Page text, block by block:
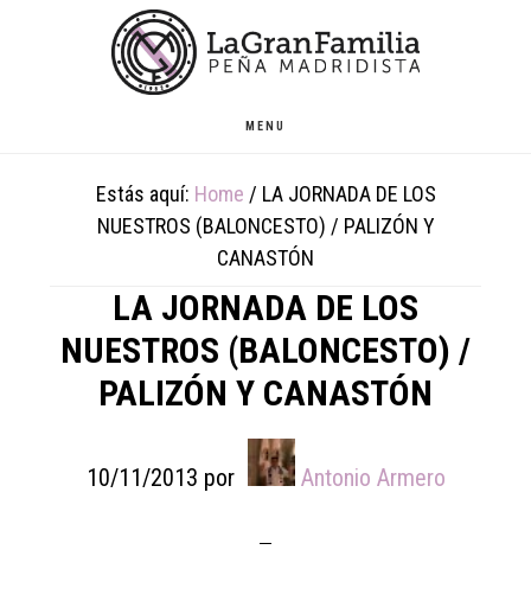
MENU
Estás aquí: Home / LA JORNADA DE LOS
NUESTROS (BALONCESTO) / PALIZÓN Y
CANASTÓN
LA JORNADA DE LOS
NUESTROS (BALONCESTO) /
PALIZÓN Y CANASTÓN
10/11/2013 por Antonio Armero